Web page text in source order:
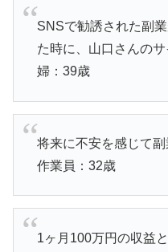
SNSで勧誘された副
た時に、山口さんの
婦：39歳
将来に不安を感じて
作業員：32歳
1ヶ月100万円の収益